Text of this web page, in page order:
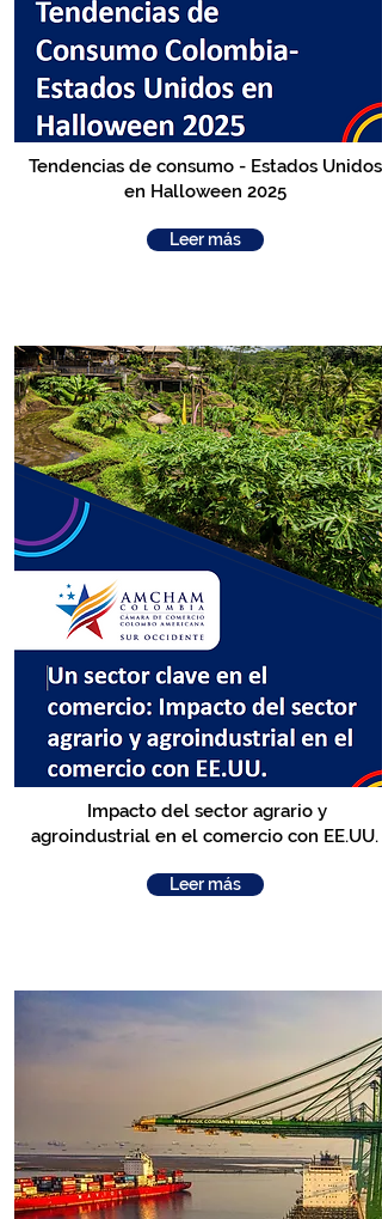
Tendencias de consumo - Estados Unidos
en Halloween 2025
Leer más
Impacto del sector agrario y
agroindustrial en el comercio con EE.UU.
Leer más